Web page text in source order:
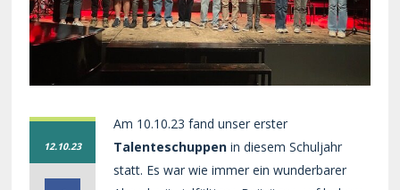
12.10.23
Am 10.10.23 fand unser erster
Talenteschuppen in diesem Schuljahr
statt. Es war wie immer ein wunderbarer